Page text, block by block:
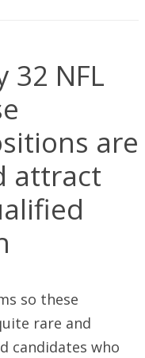
32 NFL
are
attract
so these
rare and
candidates who